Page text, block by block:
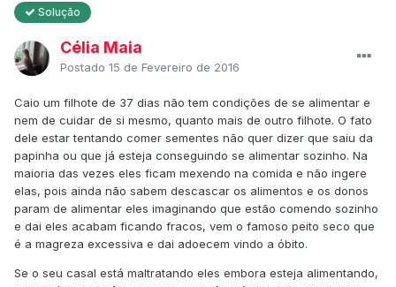
Solução
Célia Maia
Postado 15 de Fevereiro de 2016
Caio um filhote de 37 dias não tem condições de se alimentar e
nem de cuidar de si mesmo, quanto mais de outro filhote. O fato
dele estar tentando comer sementes não quer dizer que saiu da
papinha ou que já esteja conseguindo se alimentar sozinho. Na
maioria das vezes eles ficam mexendo na comida e não ingere
elas, pois ainda não sabem descascar os alimentos e os donos
param de alimentar eles imaginando que estão comendo sozinho
e dai eles acabam ficando fracos, vem o famoso peito seco que
é a magreza excessiva e dai adoecem vindo a óbito.
Se o seu casal está maltratando eles embora esteja alimentando,